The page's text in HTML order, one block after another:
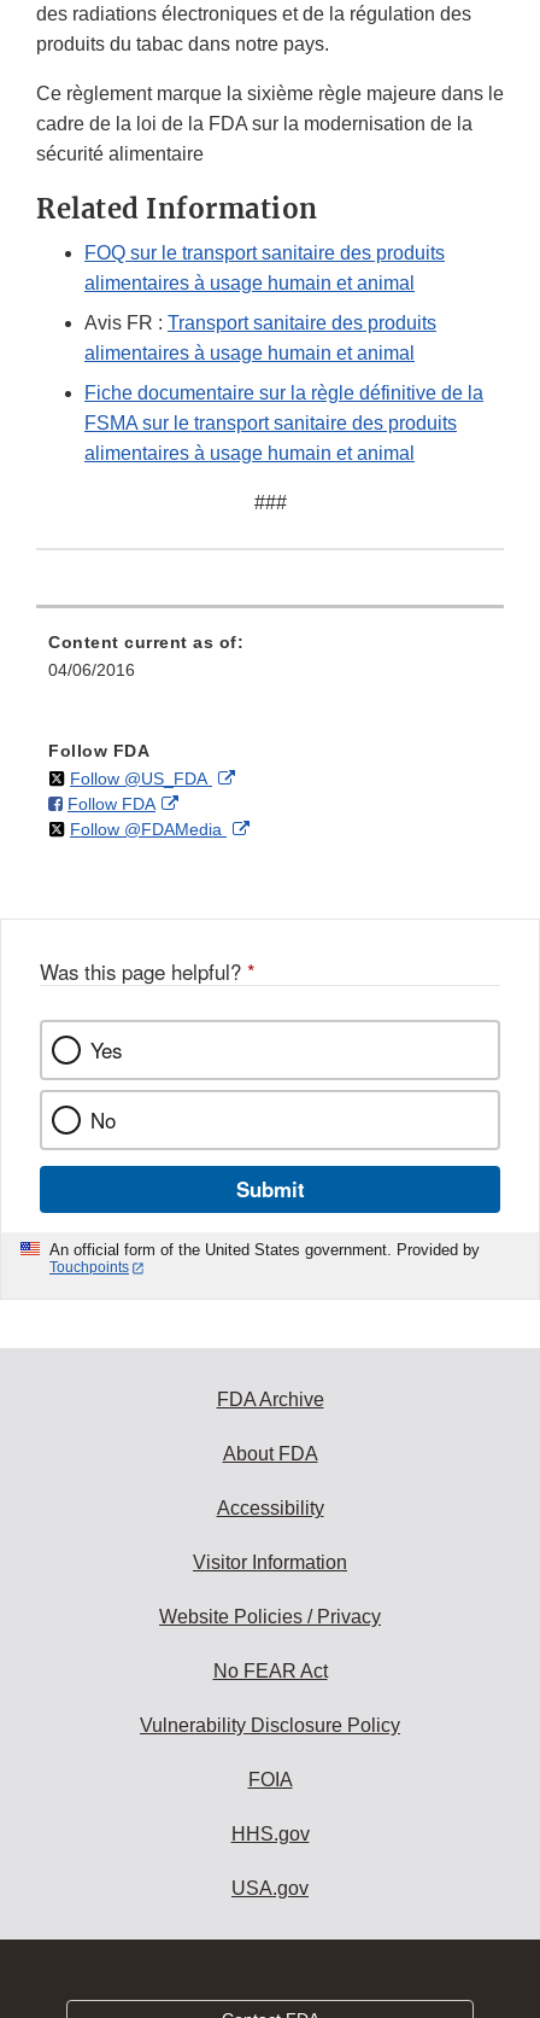
des radiations électroniques et de la régulation des
produits du tabac dans notre pays.
Ce règlement marque la sixième règle majeure dans le
cadre de la loi de la FDA sur la modernisation de la
sécurité alimentaire
Related Information
FOQ sur le transport sanitaire des produits
alimentaires à usage humain et animal
Avis FR : Transport sanitaire des produits
alimentaires à usage humain et animal
Fiche documentaire sur la règle définitive de la
FSMA sur le transport sanitaire des produits
alimentaires à usage humain et animal
###
Content current as of:
04/06/2016
Follow FDA
Follow @US_FDAon External
Disclaimer
Follow FDAon
Facebook
External
Link
Follow @FDAMedia on External
Was this page helpful? *
Yes
No
Submit
An official form of the United States government. Provided by
Touchpoints
FDA Archive
About FDA
Accessibility
Visitor Information
Website Policies / Privacy
No FEAR Act
Vulnerability Disclosure Policy
FOIA
HHS.gov
USA.gov